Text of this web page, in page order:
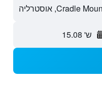
ש' 15.08